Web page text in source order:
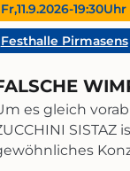
Fr,11.9.2026-19:30Uhr
Festhalle Pirmasens
es gleich
SISTAZ